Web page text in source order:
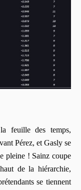
feuille des temps,
Pérez, et Gasly se
pleine ! Sainz coupe
de la hiérarchie,
se tiennent